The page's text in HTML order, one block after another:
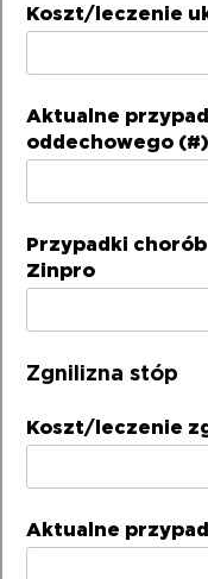
Koszt/leczenie
Aktualne
oddechowego (#)
Przypadki
Zinpro
Zgnilizna stóp
Koszt/leczenie
Aktualne